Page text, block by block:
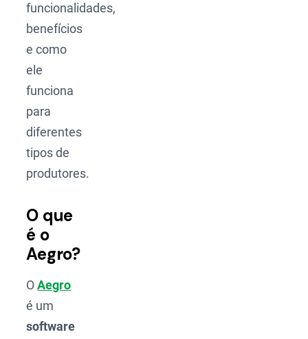
funcionalidades,
benefícios
e como
ele
funciona
para
diferentes
tipos de
produtores.
O que
é o
Aegro?
OAegro
é um
software